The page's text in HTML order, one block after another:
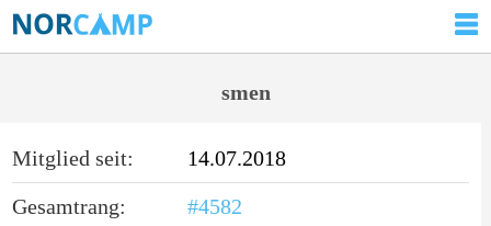
smen
Mitglied seit:
14.07.2018
Gesamtrang:
#4582